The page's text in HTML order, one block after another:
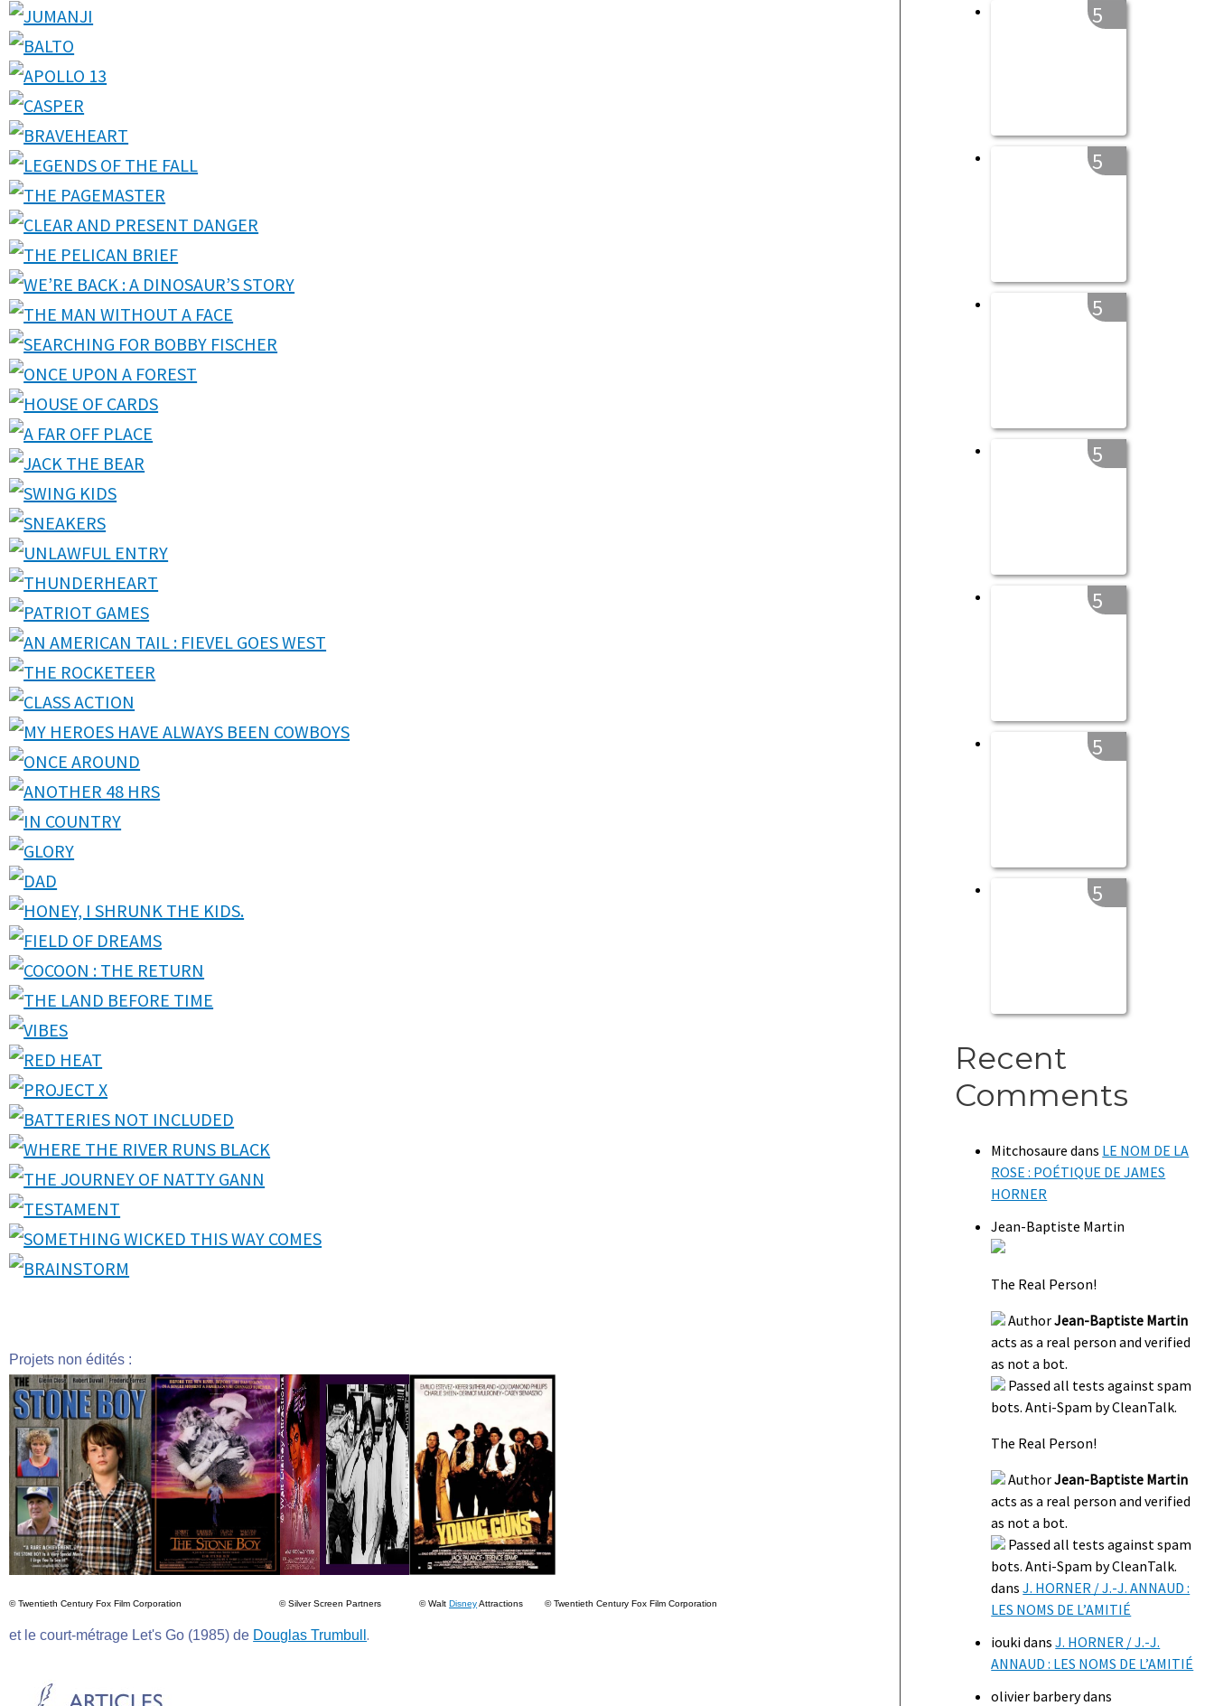
Projets non édités :
©Twentieth Century Fox Film Corporation © Silver Screen Partners © WaltDisneyAttractions © Twentieth Century Fox Film Corporation
et le court-métrage Let's Go (1985) de Douglas Trumbull .
5
5
5
5
5
5
5
Recent
Comments
Mitchosaure dans LE NOM DE LA
ROSE : POÉTIQUE DE JAMES
HORNER
Jean-Baptiste Martin
The Real Person!
AuthorJean-Baptiste Martin
acts as a real person and verified
as not a bot.
Passed all tests against spam
bots. Anti-Spam by CleanTalk.
The Real Person!
AuthorJean-Baptiste Martin
acts as a real person and verified
as not a bot.
Passed all tests against spam
bots. Anti-Spam by CleanTalk.
dansJ. HORNER / J.-J. ANNAUD :
LES NOMS DE L’AMITIÉ
ioukidansJ. HORNER / J.-J.
ANNAUD : LES NOMS DE L’AMITIÉ
olivier barberydans